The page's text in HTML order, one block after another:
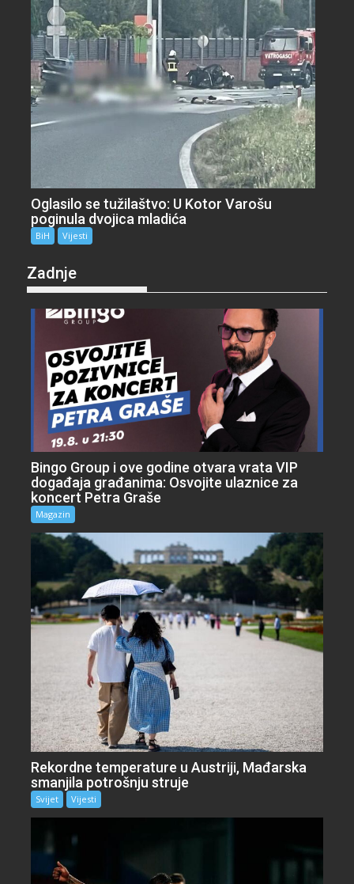
Oglasilo se tužilaštvo: U Kotor Varošu
poginula dvojica mladića
BiH Vijesti
Zadnje
Bingo Group i ove godine otvara vrata VIP
događaja građanima: Osvojite ulaznice za
koncert Petra Graše
Magazin
Rekordne temperature u Austriji, Mađarska
smanjila potrošnju struje
Svijet Vijesti